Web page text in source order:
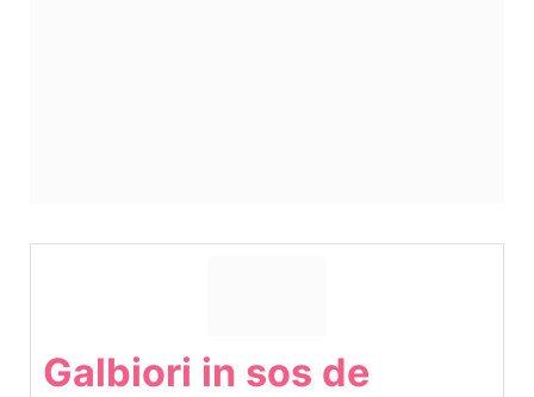
Galbiori in sos de